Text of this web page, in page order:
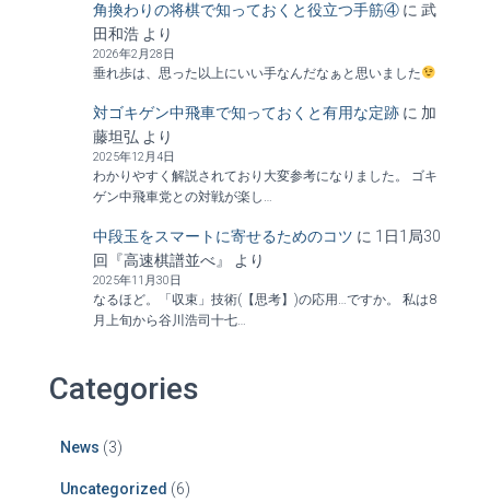
角換わりの将棋で知っておくと役立つ手筋④ に 武
田和浩 より
2026年2月28日
垂れ歩は、思った以上にいい手なんだなぁと思いました
対ゴキゲン中飛車で知っておくと有用な定跡 に 加
藤坦弘 より
2025年12月4日
わかりやすく解説されており大変参考になりました。 ゴキ
ゲン中飛車党との対戦が楽し…
中段玉をスマートに寄せるためのコツ に 1日1局30
回『高速棋譜並べ』
より
2025年11月30日
なるほど。「収束」技術(【思考】)の応用…ですか。 私は8
月上旬から谷川浩司十七…
Categories
News (3)
Uncategorized (6)